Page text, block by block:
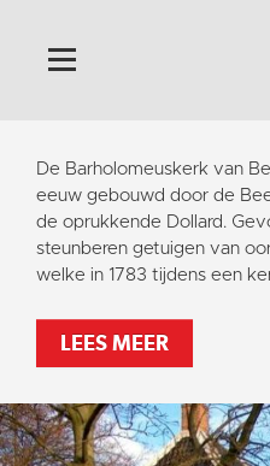
Home
Algemeen
Historie
Omgeving
Activiteiten
Steun ons
Vaktaal
De Barholomeuskerk van
eeuw gebouwd door de
de oprukkende Dollard.
steunberen getuigen van
welke in 1783 tijdens een
LEES MEER